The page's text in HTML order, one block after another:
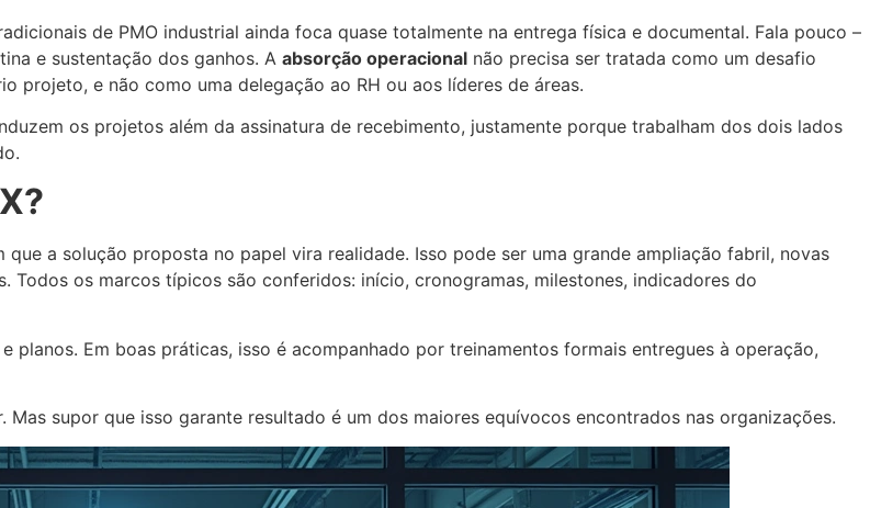
de PMO industrial ainda foca quase totalmente na entrega física e documental. Fala pouco –
e sustentação dos ganhos. A absorção operacional não precisa ser tratada como um desafio
e não como uma delegação ao RH ou aos líderes de áreas.
os projetos além da assinatura de recebimento, justamente porque trabalham dos dois lados
a solução proposta no papel vira realidade. Isso pode ser uma grande ampliação fabril, novas
os marcos típicos são conferidos: início, cronogramas, milestones, indicadores do
Em boas práticas, isso é acompanhado por treinamentos formais entregues à operação,
supor que isso garante resultado é um dos maiores equívocos encontrados nas organizações.